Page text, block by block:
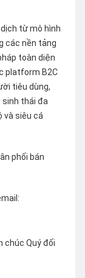
từ mô hình
các nền tảng
toàn diện
platform B2C
tiêu dùng,
sinh thái đa
và siêu cá
phối bán
chúc Quý đối